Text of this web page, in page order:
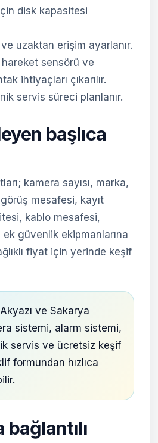
disk kapasitesi
uzaktan erişim ayarlanır.
sensörü ve
ihtiyaçları çıkarılır.
servis süreci planlanır.
başlıca
kamera sayısı, marka,
mesafesi, kayıt
kablo mesafesi,
güvenlik ekipmanlarına
fiyat için yerinde keşif
Akyazı ve Sakarya
sistemi, alarm sistemi,
servis ve ücretsiz keşif
formundan hızlıca